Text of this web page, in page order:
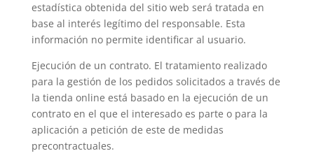
estadística obtenida del sitio web será tratada en
base al interés legítimo del responsable. Esta
información no permite identificar al usuario.
Ejecución de un contrato. El tratamiento realizado
para la gestión de los pedidos solicitados a través de
la tienda online está basado en la ejecución de un
contrato en el que el interesado es parte o para la
aplicación a petición de este de medidas
precontractuales.